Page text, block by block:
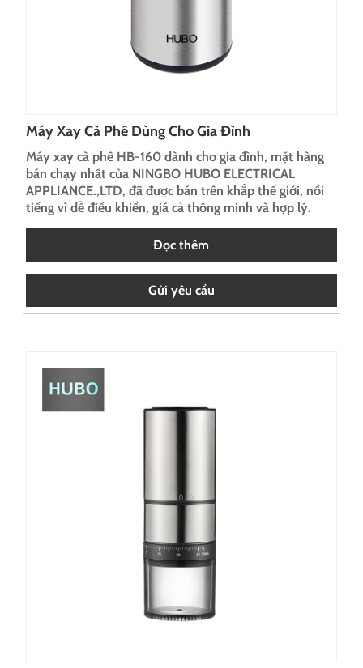
Máy Xay Cà Phê Dùng Cho Gia Đình
Máy xay cà phê HB-160 dành cho gia đình, mặt hàng
bán chạy nhất của NINGBO HUBO ELECTRICAL
APPLIANCE.,LTD, đã được bán trên khắp thế giới, nổi
tiếng vì dễ điều khiển, giá cả thông minh và hợp lý.
Đọc thêm
Gửi yêu cầu